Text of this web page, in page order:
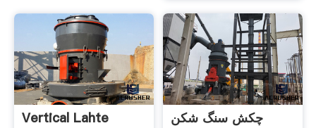
Vertical Lahte
چکش سنگ شکن